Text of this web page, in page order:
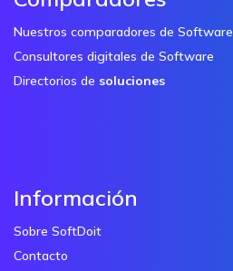
Nuestros comparadores de Software
Consultores digitales de Software
Directorios de soluciones
Información
Sobre SoftDoit
Contacto